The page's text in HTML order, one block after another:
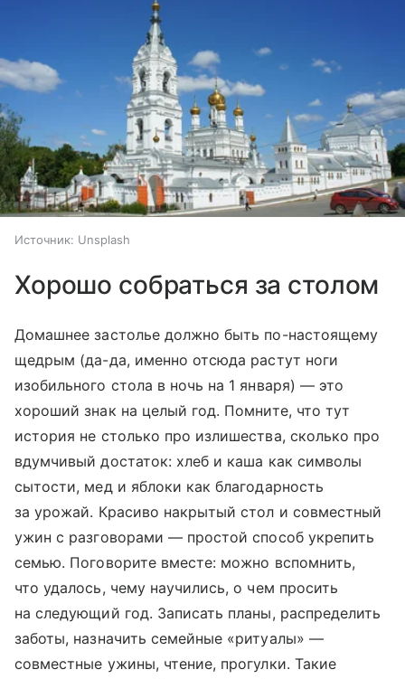
Источник: Unsplash
Хорошо собраться за столом
Домашнее застолье должно быть по-настоящему
щедрым (да-да, именно отсюда растут ноги
изобильного стола в ночь на 1 января) — это
хороший знак на целый год. Помните, что тут
история не столько про излишества, сколько про
вдумчивый достаток: хлеб и каша как символы
сытости, мед и яблоки как благодарность
за урожай. Красиво накрытый стол и совместный
ужин с разговорами — простой способ укрепить
семью. Поговорите вместе: можно вспомнить,
что удалось, чему научились, о чем просить
на следующий год. Записать планы, распределить
заботы, назначить семейные «ритуалы» —
совместные ужины, чтение, прогулки. Такие